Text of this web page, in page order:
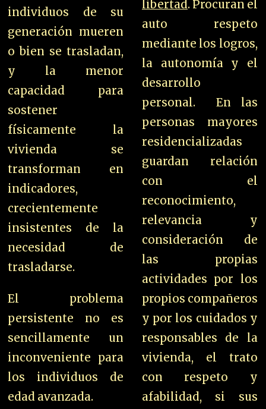
individuos de su
generación mueren
o bien se trasladan,
y la menor
capacidad para
sostener
físicamente la
vivienda se
transforman en
indicadores,
crecientemente
insistentes de la
necesidad de
trasladarse.
El problema
persistente no es
sencillamente un
inconveniente para
los individuos de
edad avanzada.
libertad. Procuran el
auto respeto
mediante los logros,
la autonomía y el
desarrollo
personal. En las
personas mayores
residencializadas
guardan relación
con el
reconocimiento,
relevancia y
consideración de
las propias
actividades por los
propios compañeros
y por los cuidados y
responsables de la
vivienda, el trato
con respeto y
afabilidad, si sus